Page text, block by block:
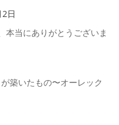
日
本当にありがとうございま
築いたもの〜オーレック